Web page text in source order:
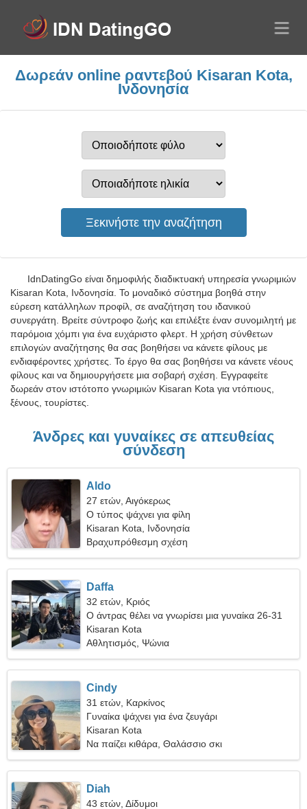
Δωρεάν online ραντεβού Kisaran Kota,
Ινδονησία
IdnDatingGo είναι δημοφιλής διαδικτυακή υπηρεσία γνωριμιών
Kisaran Kota, Ινδονησία. Το μοναδικό σύστημα βοηθά στην
εύρεση κατάλληλων προφίλ, σε αναζήτηση του ιδανικού
συνεργάτη. Βρείτε σύντροφο ζωής και επιλέξτε έναν συνομιλητή με
παρόμοια χόμπι για ένα ευχάριστο φλερτ. Η χρήση σύνθετων
επιλογών αναζήτησης θα σας βοηθήσει να κάνετε φίλους με
ενδιαφέροντες χρήστες. Το έργο θα σας βοηθήσει να κάνετε νέους
φίλους και να δημιουργήσετε μια σοβαρή σχέση. Εγγραφείτε
δωρεάν στον ιστότοπο γνωριμιών Kisaran Kota για ντόπιους,
ξένους, τουρίστες.
Άνδρες και γυναίκες σε απευθείας
σύνδεση
Aldo
27 ετών, Αιγόκερως
Ο τύπος ψάχνει για φίλη
Kisaran Kota, Ινδονησία
Βραχυπρόθεσμη σχέση
Daffa
32 ετών, Κριός
Ο άντρας θέλει να γνωρίσει μια γυναίκα 26-31
Kisaran Kota
Αθλητισμός, Ψώνια
Cindy
31 ετών, Καρκίνος
Γυναίκα ψάχνει για ένα ζευγάρι
Kisaran Kota
Να παίζει κιθάρα, Θαλάσσιο σκι
Diah
43 ετών, Δίδυμοι